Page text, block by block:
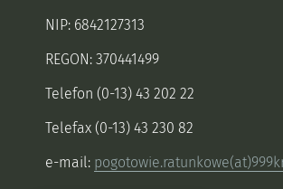
NIP: 6842127313
REGON: 370441499
Telefon (0-13) 43 202 22
Telefax (0-13) 43 230 82
e-mail: